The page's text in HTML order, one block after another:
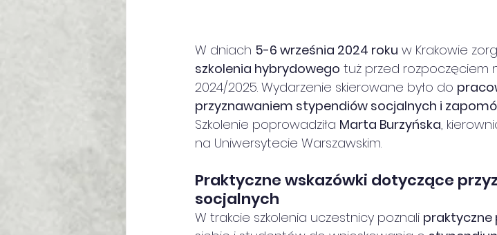
W dniach 5-6 września 2024 roku w Krakowie
szkolenia hybrydowego tuż przed rozpoczęciem
2024/2025. Wydarzenie skierowane było do
przyznawaniem stypendiów socjalnych i
Szkolenie poprowadziła Marta Burzyńska,
na Uniwersytecie Warszawskim.
Praktyczne wskazówki dotyczące
socjalnych
W trakcie szkolenia uczestnicy poznali praktyczne